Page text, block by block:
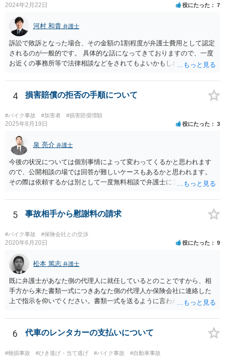
2024年2月22日 役にたった 7
河村 和貴 弁護士
訴訟で敗訴となった場合、その金額の1割程度が弁護士費用として認定
されるのが一般的です。 具体的な話になってきておりますので、一度
お近くの事務所等で法律相談などをされてもよいかもしれません。
4 損害賠償の拒否の手順について
#バイク事故 #加害者 #損害賠償増額
2025年8月19日 役にたった 3
泉 亮介 弁護士
今後の状況については個別事情によって変わってくるかと思われます
ので、公開相談の場では回答が難しいケースもあるかと思われます。
その際は依頼するかは別として一度無料相談で弁護士にアドバイスを
5 事故相手から慰謝料の請求
#バイク事故 #保険会社との交渉
2020年6月20日 役にたった 9
松本 篤志 弁護士
既に弁護士があなた側の代理人に就任しているとのことですから、相
手方から来た書類一式につきあなた側の代理人か保険会社に連絡した
上で指示を仰いでください。書類一式を送るように言われるでしょう
接相手方への対応をしてしまうと却って話がややこしくなりますの
で、とにかくご契約の保険会社、弁護士に対応を任せてください。
6 代車のレンタカーの支払いについて
#物損事故 #ひき逃げ・当て逃げ #バイク事故 #自動車事故